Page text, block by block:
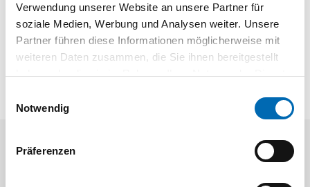
Verwendung unserer Website an unsere Partner für
soziale Medien, Werbung und Analysen weiter. Unsere
Partner führen diese Informationen möglicherweise mit
weiteren Daten zusammen, die Sie ihnen bereitgestellt
haben oder die sie im Rahmen Ihrer Nutzung der Dienste
Notwendig
Präferenzen
Produktbeschreibung
mit vernietetem Stift Schraublöcher: Ø 6,5 mm bzw. 9 x 9 mm
Aktuelle Angebote